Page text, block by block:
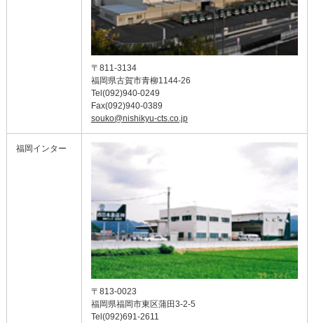
〒811-3134
福岡県古賀市青柳1144-26
Tel(092)940-0249
Fax(092)940-0389
souko@nishikyu-cts.co.jp
福岡インター
〒813-0023
福岡県福岡市東区蒲田3-2-5
Tel(092)691-2611